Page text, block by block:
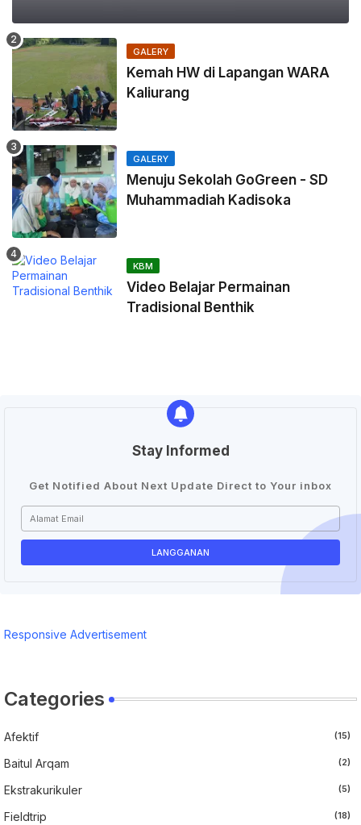
GALERY
Kemah HW di Lapangan WARA
Kaliurang
GALERY
Menuju Sekolah GoGreen - SD
Muhammadiah Kadisoka
KBM
Video Belajar Permainan
Tradisional Benthik
Stay Informed
Get Notified About Next Update Direct to Your inbox
Responsive Advertisement
Categories
Afektif (15)
Baitul Arqam (2)
Ekstrakurikuler (5)
Fieldtrip (18)